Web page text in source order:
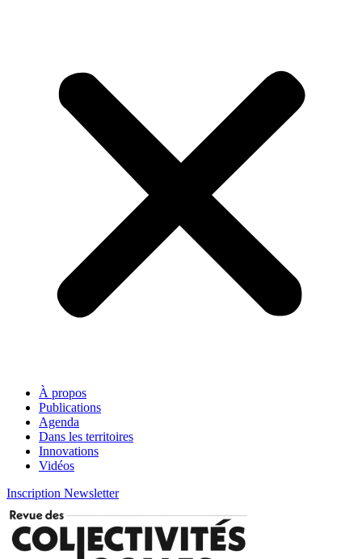
À propos
Publications
Agenda
Dans les territoires
Innovations
Vidéos
Inscription Newsletter